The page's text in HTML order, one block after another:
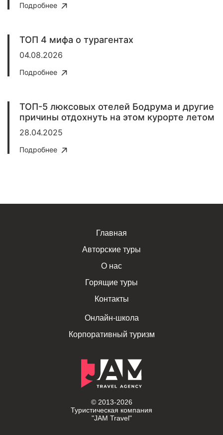
Подробнее
ТОП 4 мифа о турагентах
04.08.2026
Подробнее
ТОП-5 люксовых отелей Бодрума и другие
причины отдохнуть на этом курорте летом
28.04.2025
Подробнее
© 2013-2026
Туристическая компания
"JAM Travel"
Главная
Авторские туры
О нас
Горящие туры
Контакты
Онлайн-школа
Корпоративный туризм